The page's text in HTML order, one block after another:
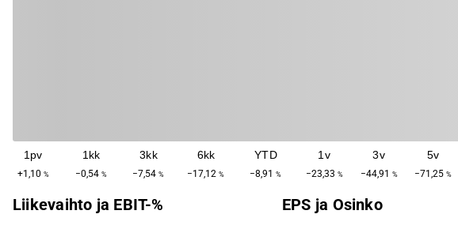
1pv
+1,10 %
1kk
−0,54 %
3kk
−7,54 %
6kk
−17,12 %
YTD
−8,91 %
1v
−23,33 %
3v
−44,91 %
5v
−71,25 %
Liikevaihto ja EBIT-% EPS ja Osinko